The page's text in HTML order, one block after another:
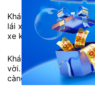
Khách hàng Lương:
lái xe chuyên nghiệp
xe khá tốt, đi êm ái
Khách hàng Cúc:
vời. Chất lượng của xe
càng thành công hơn.”